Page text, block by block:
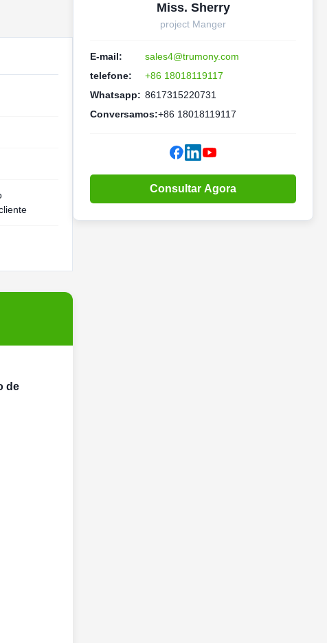
de
Miss. Sherry
project Manger
E-mail:
sales4@trumony.com
telefone:
+86 18018119117
Whatsapp: 8617315220731
Conversamos:+86 18018119117
Consultar Agora